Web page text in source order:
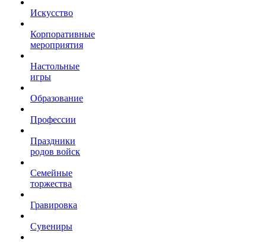
Искусство
Корпоративные
мероприятия
Настольные
игры
Образование
Профессии
Праздники
родов войск
Семейные
торжества
Гравировка
Сувениры